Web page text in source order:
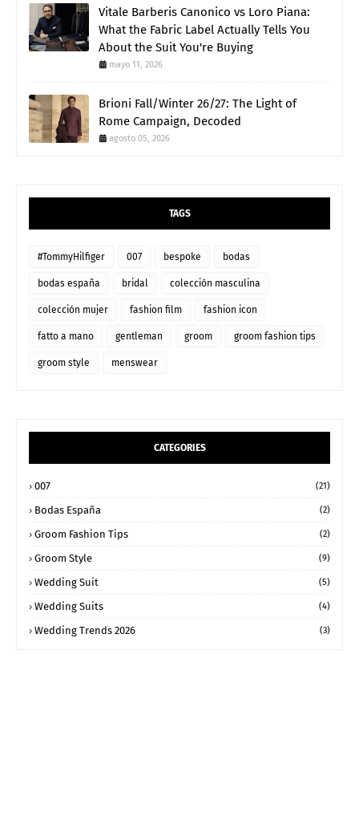
Vitale Barberis Canonico vs Loro Piana:
What the Fabric Label Actually Tells You
About the Suit You're Buying
mayo 11, 2026
Brioni Fall/Winter 26/27: The Light of
Rome Campaign, Decoded
agosto 05, 2026
TAGS
#TommyHilfiger 007 bespoke bodas
bodas españa bridal colección masculina
colección mujer fashion film fashion icon
fatto a mano gentleman groom groom fashion tips
groom style menswear
CATEGORIES
007 (21)
Bodas España (2)
Groom Fashion Tips (2)
Groom Style (9)
Wedding Suit (5)
Wedding Suits (4)
Wedding Trends 2026 (3)